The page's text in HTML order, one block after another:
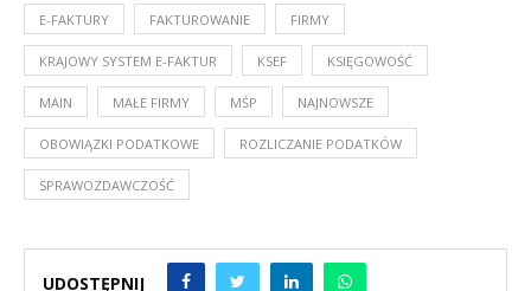
E-FAKTURY FAKTUROWANIE FIRMY
KRAJOWY SYSTEM E-FAKTUR KSEF KSIĘGOWOŚĆ
MAIN MAŁE FIRMY MŚP NAJNOWSZE
OBOWIĄZKI PODATKOWE ROZLICZANIE PODATKÓW
SPRAWOZDAWCZOŚĆ
UDOSTĘPNIJ